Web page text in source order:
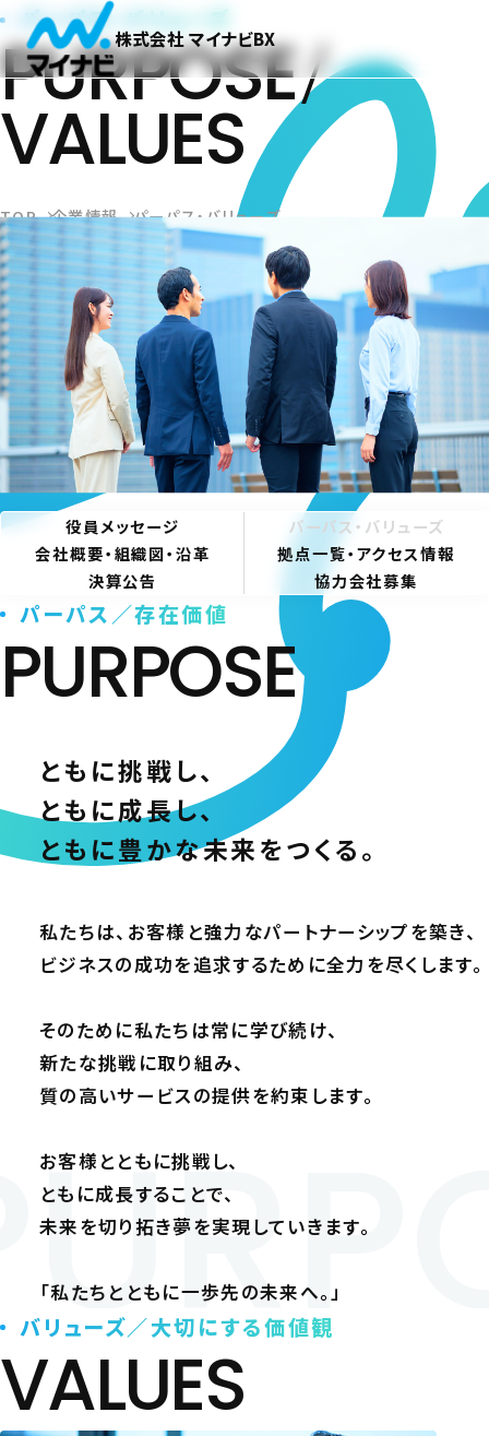
株式会社 マイナビBX
パーパス・バリューズ
PURPOSE
VALUES
TOP 企業情報 パーパス・バリューズ
役員メッセージ
パーパス・バリューズ
会社概要・組織図・沿革
拠点一覧・アクセス情報
決算公告
協力会社募集
パーパス／存在価値
PURPOSE
ともに挑戦し、
ともに成長し、
ともに豊かな未来をつくる。
私たちは、お客様と強力なパートナーシップを築き、
ビジネスの成功を追求するために全力を尽くします。
そのために私たちは常に学び続け、
新たな挑戦に取り組み、
質の高いサービスの提供を約束します。
お客様とともに挑戦し、
ともに成長することで、
未来を切り拓き夢を実現していきます。
「私たちとともに一歩先の未来へ。」
バリューズ／大切にする価値観
VALUES